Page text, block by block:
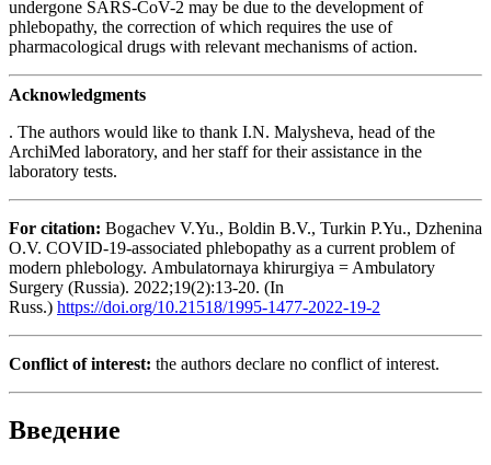
undergone SARS-CoV-2 may be due to the development of
phlebopathy, the correction of which requires the use of
pharmacological drugs with relevant mechanisms of action.
Acknowledgments
. The authors would like to thank I.N. Malysheva, head of the
ArchiMed laboratory, and her staff for their assistance in the
laboratory tests.
For citation: Bogachev V.Yu., Boldin B.V., Turkin P.Yu., Dzhenina
O.V. COVID-19-associated phlebopathy as a current problem of
modern phlebology. Ambulatornaya khirurgiya = Ambulatory
Surgery (Russia). 2022;19(2):13-20. (In
Russ.) https://doi.org/10.21518/1995-1477-2022-19-2
Conflict of interest: the authors declare no conflict of interest.
Введение